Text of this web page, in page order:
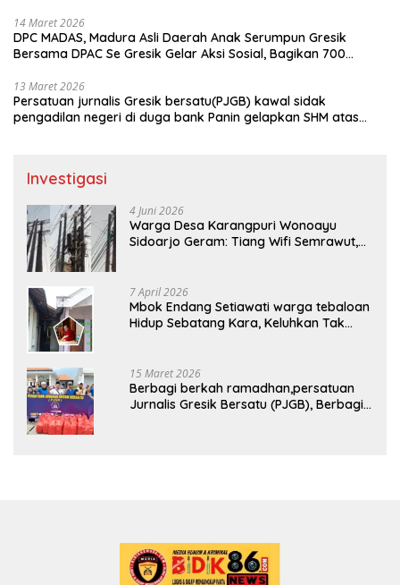
14 Maret 2026
DPC MADAS, Madura Asli Daerah Anak Serumpun Gresik
Bersama DPAC Se Gresik Gelar Aksi Sosial, Bagikan 700
13 Maret 2026
Persatuan jurnalis Gresik bersatu(PJGB) kawal sidak
pengadilan negeri di duga bank Panin gelapkan SHM atas
Investigasi
4 Juni 2026
Warga Desa Karangpuri Wonoayu
Sidoarjo Geram: Tiang Wifi Semrawut,
7 April 2026
Mbok Endang Setiawati warga tebaloan
Hidup Sebatang Kara, Keluhkan Tak
15 Maret 2026
Berbagi berkah ramadhan,persatuan
Jurnalis Gresik Bersatu (PJGB), Berbagi